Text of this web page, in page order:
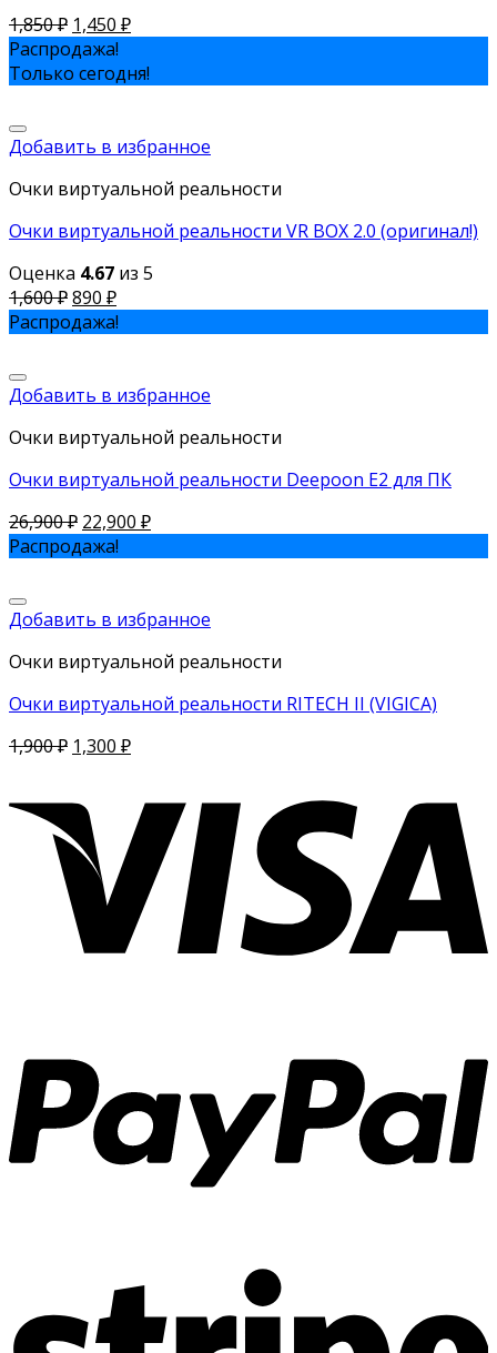
1,850₽ 1,450 ₽
Распродажа!
Только сегодня!
Добавить в избранное
Очки виртуальной реальности
Очки виртуальной реальности VR BOX 2.0 (оригинал!)
Оценка 4.67 из 5
1,600₽890 ₽
Распродажа!
Добавить в избранное
Очки виртуальной реальности
Очки виртуальной реальности Deepoon E2 для ПК
26,900₽ 22,900 ₽
Распродажа!
Добавить в избранное
Очки виртуальной реальности
Очки виртуальной реальности RITECH II (VIGICA)
1,900₽ 1,300 ₽